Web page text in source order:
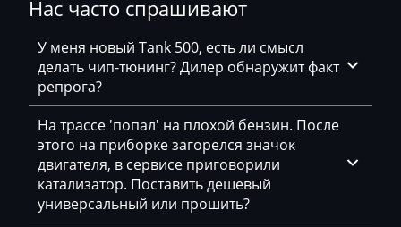
Daihatsu
Dammann
Derways
Dewulf
Dieci
Dodge
Нас часто спрашивают
У меня новый Tank 500, есть ли смысл
делать чип-тюнинг? Дилер обнаружит факт
репрога?
На трассе 'попал' на плохой бензин. После
этого на приборке загорелся значок
двигателя, в сервисе приговорили
катализатор. Поставить дешевый
универсальный или прошить?